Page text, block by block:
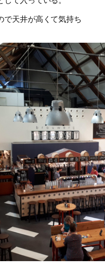
で天井が高くて気持ち